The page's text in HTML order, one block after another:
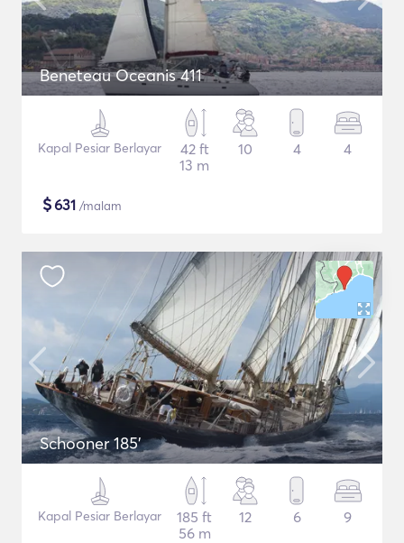
Beneteau Oceanis 411
Kapal Pesiar Berlayar
42 ft
13 m
10 4 4
$631 /malam
Schooner 185'
Kapal Pesiar Berlayar
185 ft
56 m
12 6 9